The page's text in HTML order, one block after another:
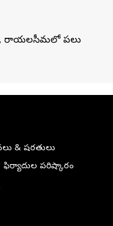
రాయలసీమలో పలు
& షరతులు
ఫిర్యాదుల పరిష్కారం